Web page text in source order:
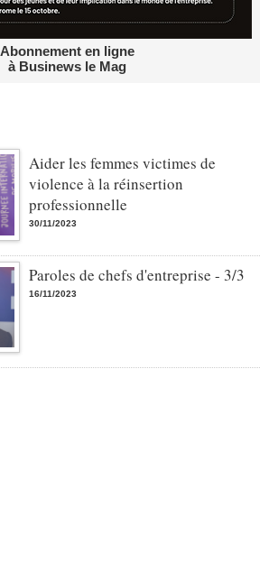
Abonnement en ligne
à Businews le Mag
Aider les femmes victimes de
violence à la réinsertion
professionnelle
30/11/2023
Paroles de chefs d'entreprise - 3/3
16/11/2023